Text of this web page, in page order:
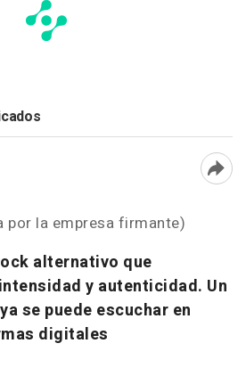
la empresa firmante)
alternativo que
y autenticidad. Un
se puede escuchar en
digitales